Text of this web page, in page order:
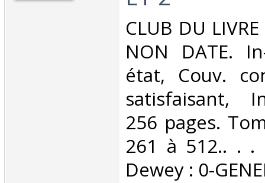
‎CLUB DU
NON DATE.
état, Couv.
satisfaisant,
256 pages.
261 à 512.. . .
Dewey : 0-